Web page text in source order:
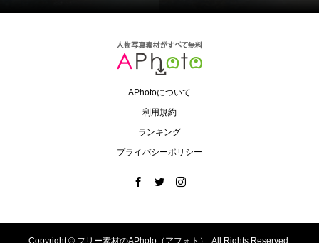
APhotoについて
利用規約
ランキング
プライバシーポリシー